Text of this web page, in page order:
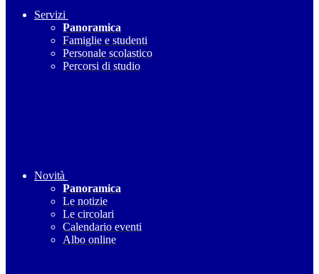
Servizi
Panoramica
Famiglie e studenti
Personale scolastico
Percorsi di studio
Novità
Panoramica
Le notizie
Le circolari
Calendario eventi
Albo online